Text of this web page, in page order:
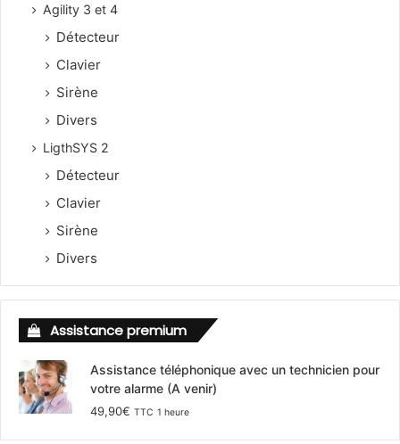
Agility 3 et 4
Détecteur
Clavier
Sirène
Divers
LigthSYS 2
Détecteur
Clavier
Sirène
Divers
Assistance premium
Assistance téléphonique avec un technicien pour
votre alarme (A venir)
49,90€ TTC 1 heure